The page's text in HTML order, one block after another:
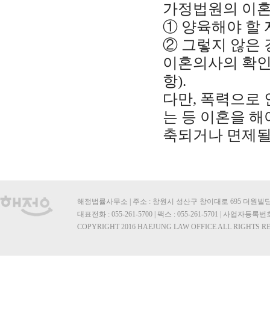
가정법원의 이
① 양육해야 할
② 그렇지 않은
이혼의사의 확
항).
다만, 폭력으로
는 등 이혼을 해
축되거나 면제
해정법률사무소 | 주소 : 창원시 성산구 창이대로 695 더원빌
대표전화 : 055-261-5700 | 팩스 : 055-261-5701 | 사업자등록번
COPYRIGHT 2016 HAEJUNG LAW OFFICE ALL RIGHTS